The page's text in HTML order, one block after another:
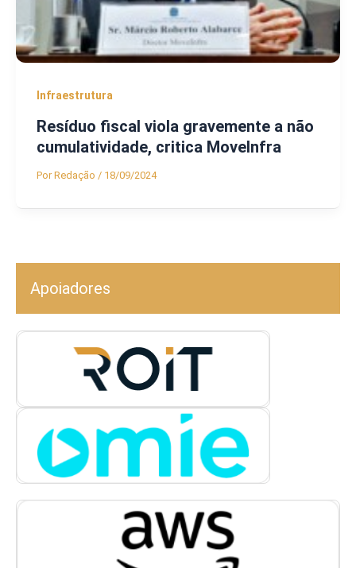
Infraestrutura
Resíduo fiscal viola gravemente a não
cumulatividade, critica MoveInfra
PorRedação / 18/09/2024
Apoiadores